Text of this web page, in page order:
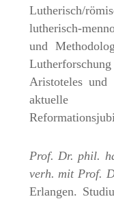
Lutherisch/
lutherisch-
und
Aristoteles und
aktuelle
Prof. Dr. phil.
verh. mit Prof.
Erlangen.